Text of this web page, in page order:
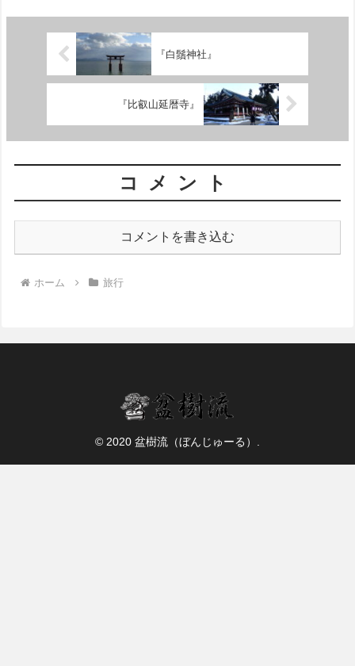
『白鬚神社』
『比叡山延暦寺』
コメント
コメントを書き込む
ホーム 旅行
© 2020 盆樹流（ぼんじゅーる）.